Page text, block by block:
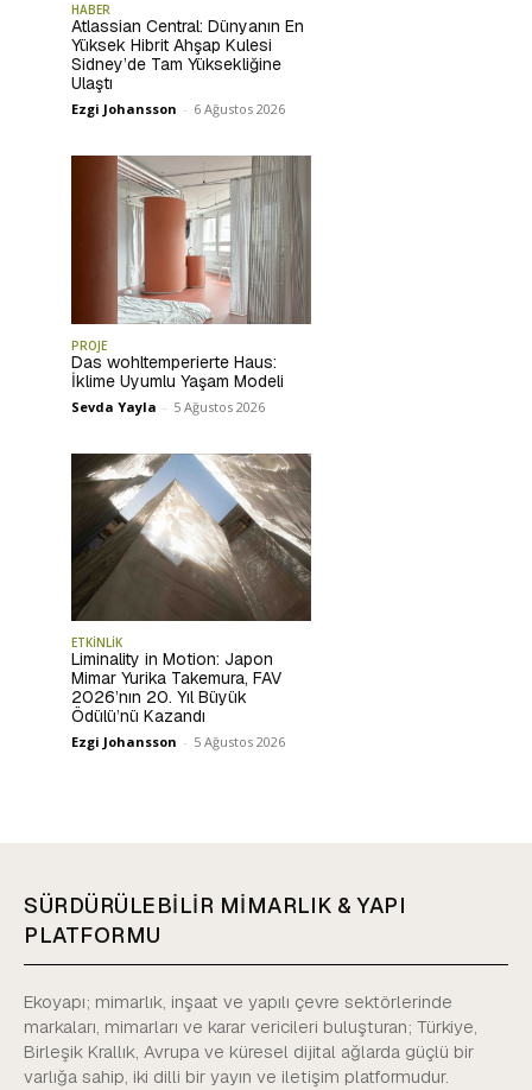
HABER
Atlassian Central: Dünyanın En
Yüksek Hibrit Ahşap Kulesi
Sidney’de Tam Yüksekliğine
Ulaştı
Ezgi Johansson - 6 Ağustos 2026
PROJE
Das wohltemperierte Haus:
İklime Uyumlu Yaşam Modeli
Sevda Yayla - 5 Ağustos 2026
ETKİNLİK
Liminality in Motion: Japon
Mimar Yurika Takemura, FAV
2026’nın 20. Yıl Büyük
Ödülü’nü Kazandı
Ezgi Johansson - 5 Ağustos 2026
SÜRDÜRÜLEBİLİR MİMARLIK & YAPI
PLATFORMU
Ekoyapı; mimarlık, inşaat ve yapılı çevre sektörlerinde
markaları, mimarları ve karar vericileri buluşturan; Türkiye,
Birleşik Krallık, Avrupa ve küresel dijital ağlarda güçlü bir
varlığa sahip, iki dilli bir yayın ve iletişim platformudur.